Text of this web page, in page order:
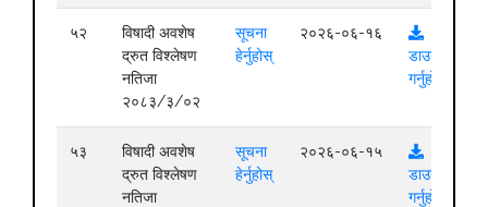
५२
विषादी अवशेष
द्रुत विश्लेषण
नतिजा
२०८३/३/०२
सूचना
हेर्नुहोस्
२०२६-०६-१६
डाउनलोड
गर्नुहोस्
५३
विषादी अवशेष
द्रुत विश्लेषण
नतिजा
सूचना
हेर्नुहोस्
२०२६-०६-१५
डाउनलोड
गर्नुहोस्